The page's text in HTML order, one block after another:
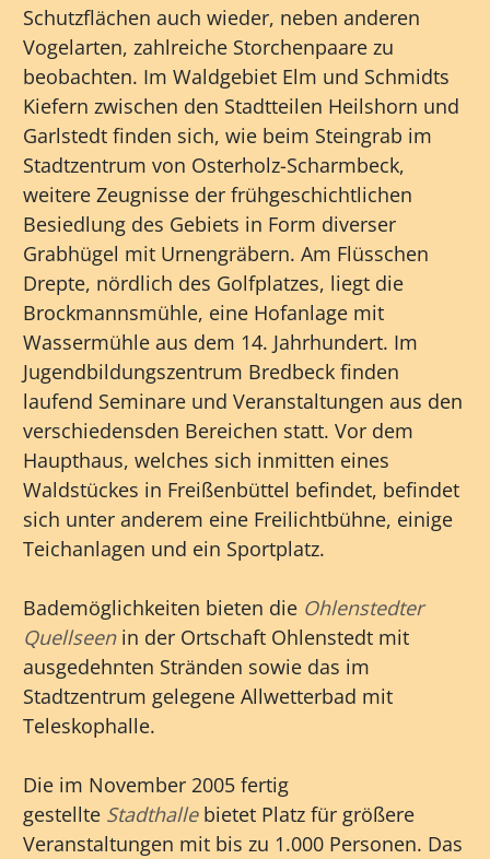
Schutzflächen auch wieder, neben anderen
Vogelarten, zahlreiche Storchenpaare zu
beobachten. Im Waldgebiet Elm und Schmidts
Kiefern zwischen den Stadtteilen Heilshorn und
Garlstedt finden sich, wie beim Steingrab im
Stadtzentrum von Osterholz-Scharmbeck,
weitere Zeugnisse der frühgeschichtlichen
Besiedlung des Gebiets in Form diverser
Grabhügel mit Urnengräbern. Am Flüsschen
Drepte, nördlich des Golfplatzes, liegt die
Brockmannsmühle, eine Hofanlage mit
Wassermühle aus dem 14. Jahrhundert. Im
Jugendbildungszentrum Bredbeck finden
laufend Seminare und Veranstaltungen aus den
verschiedensden Bereichen statt. Vor dem
Haupthaus, welches sich inmitten eines
Waldstückes in Freißenbüttel befindet, befindet
sich unter anderem eine Freilichtbühne, einige
Teichanlagen und ein Sportplatz.
Bademöglichkeiten bieten die Ohlenstedter
Quellseenin der Ortschaft Ohlenstedt mit
ausgedehnten Stränden sowie das im
Stadtzentrum gelegene Allwetterbad mit
Teleskophalle.
Die im November 2005 fertig
gestellte Stadthallebietet Platz für größere
Veranstaltungen mit bis zu 1.000 Personen. Das